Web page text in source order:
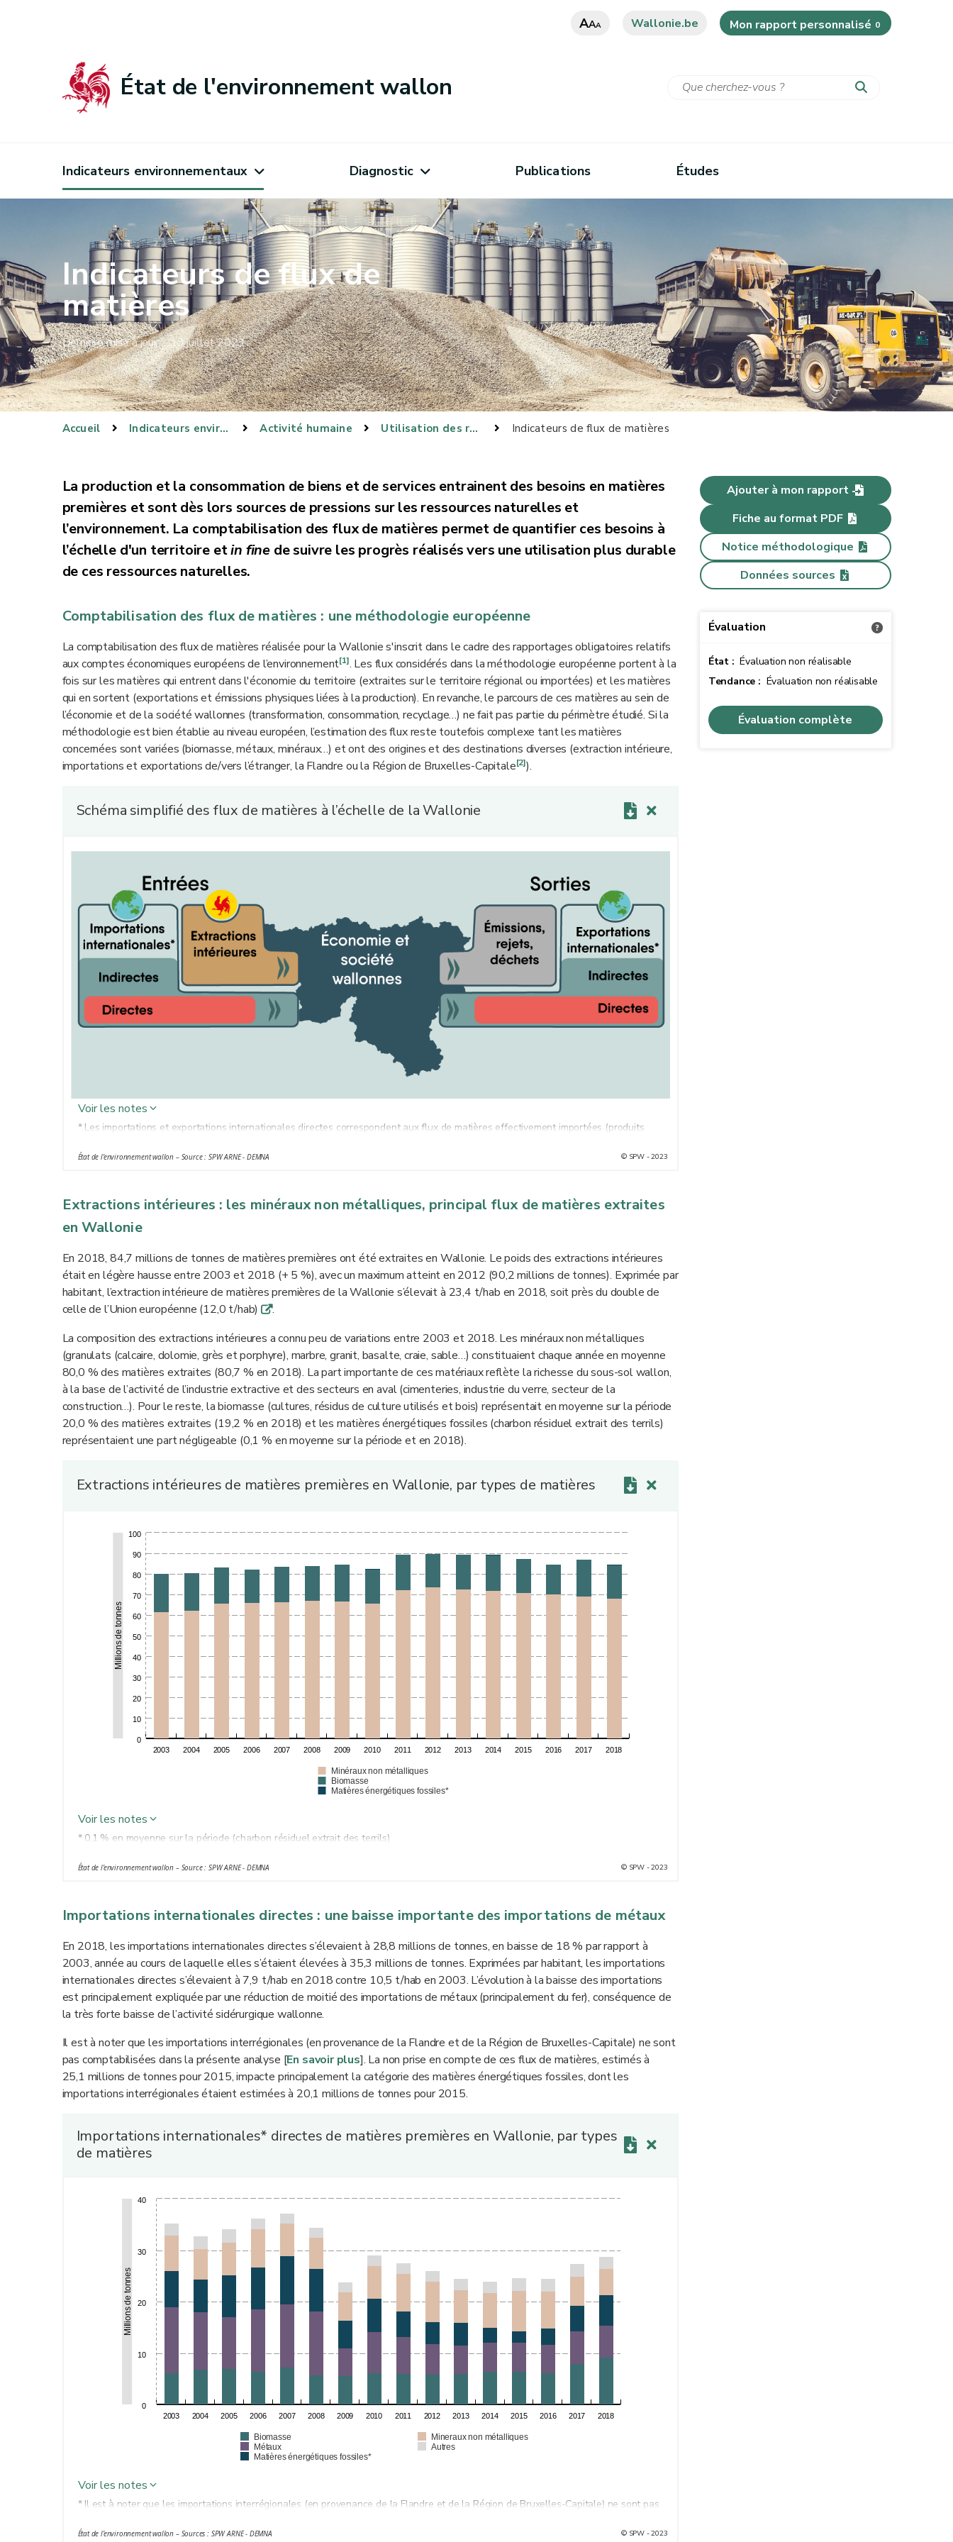
AAA Wallonie.be Mon rapport personnalisé 0
État de l'environnement wallon
Indicateurs environnementaux Diagnostic Publications Études
Indicateurs de flux de
matières
Dernière mise à jour : 13 juillet 2023
Accueil Indicateurs environnementaux Activité humaine Utilisation des ressources Indicateurs de flux de matières
La production et la consommation de biens et de services entrainent des besoins en matières
premières et sont dès lors sources de pressions sur les ressources naturelles et
l’environnement. La comptabilisation des flux de matières permet de quantifier ces besoins à
l’échelle d'un territoire etin fine de suivre les progrès réalisés vers une utilisation plus durable
de ces ressources naturelles.
Comptabilisation des flux de matières : une méthodologie européenne
La comptabilisation des flux de matières réalisée pour la Wallonie s'inscrit dans le cadre des rapportages obligatoires relatifs
aux comptes économiques européens de l’environnement[1]. Les flux considérés dans la méthodologie européenne portent à la
fois sur les matières qui entrent dans l'économie du territoire (extraites sur le territoire régional ou importées) et les matières
qui en sortent (exportations et émissions physiques liées à la production). En revanche, le parcours de ces matières au sein de
l’économie et de la société wallonnes (transformation, consommation, recyclage…) ne fait pas partie du périmètre étudié. Si la
méthodologie est bien établie au niveau européen, l’estimation des flux reste toutefois complexe tant les matières
concernées sont variées (biomasse, métaux, minéraux…) et ont des origines et des destinations diverses (extraction intérieure,
importations et exportations de/vers l’étranger, la Flandre ou la Région de Bruxelles-Capitale[2]).
Schéma simplifié des flux de matières à l’échelle de la Wallonie
Voir les notes
* Les importations et exportations internationales directes correspondent aux flux de matières effectivement importées (produits
premières impliquées dans les étapes antérieures à l’importation (extraction, production, transport) mais qui ne sont pas
État de l’environnement wallon – Source : SPW ARNE - DEMNA © SPW - 2023
Extractions intérieures : les minéraux non métalliques, principal flux de matières extraites
en Wallonie
En 2018, 84,7 millions de tonnes de matières premières ont été extraites en Wallonie. Le poids des extractions intérieures
était en légère hausse entre 2003 et 2018 (+ 5 %), avec un maximum atteint en 2012 (90,2 millions de tonnes). Exprimée par
habitant, l’extraction intérieure de matières premières de la Wallonie s’élevait à 23,4 t/hab en 2018, soit près du double de
celle de l’Union européenne (12,0 t/hab)q.
La composition des extractions intérieures a connu peu de variations entre 2003 et 2018. Les minéraux non métalliques
(granulats (calcaire, dolomie, grès et porphyre), marbre, granit, basalte, craie, sable…) constituaient chaque année en moyenne
80,0 % des matières extraites (80,7 % en 2018). La part importante de ces matériaux reflète la richesse du sous-sol wallon,
à la base de l’activité de l’industrie extractive et des secteurs en aval (cimenteries, industrie du verre, secteur de la
construction…). Pour le reste, la biomasse (cultures, résidus de culture utilisés et bois) représentait en moyenne sur la période
20,0 % des matières extraites (19,2 % en 2018) et les matières énergétiques fossiles (charbon résiduel extrait des terrils)
représentaient une part négligeable (0,1 % en moyenne sur la période et en 2018).
Extractions intérieures de matières premières en Wallonie, par types de matières
Millions de tonnes
Minéraux non métalliques
Biomasse
Matières énergétiques fossiles*
2003 2004 2005 2006 2007 2008 2009 2010 2011 2012 2013 2014 2015 2016 2017 2018
0
10
20
30
40
50
60
70
80
90
100
Voir les notes
* 0,1 % en moyenne sur la période (charbon résiduel extrait des terrils)
État de l’environnement wallon – Source : SPW ARNE - DEMNA © SPW - 2023
Importations internationales directes : une baisse importante des importations de métaux
En 2018, les importations internationales directes s’élevaient à 28,8 millions de tonnes, en baisse de 18 % par rapport à
2003, année au cours de laquelle elles s’étaient élevées à 35,3 millions de tonnes. Exprimées par habitant, les importations
internationales directes s’élevaient à 7,9 t/hab en 2018 contre 10,5 t/hab en 2003. L’évolution à la baisse des importations
est principalement expliquée par une réduction de moitié des importations de métaux (principalement du fer), conséquence de
la très forte baisse de l’activité sidérurgique wallonne.
Il est à noter que les importations interrégionales (en provenance de la Flandre et de la Région de Bruxelles-Capitale) ne sont
pas comptabilisées dans la présente analyse [En savoir plus]. La non prise en compte de ces flux de matières, estimés à
25,1 millions de tonnes pour 2015, impacte principalement la catégorie des matières énergétiques fossiles, dont les
importations interrégionales étaient estimées à 20,1 millions de tonnes pour 2015.
Importations internationales* directes de matières premières en Wallonie, par types
de matières
Millions de tonnes
Biomasse
Mineraux non métalliques
Métaux
Autres
Matières énergétiques fossiles*
2003 2004 2005 2006 2007 2008 2009 2010 2011 2012 2013 2014 2015 2016 2017 2018
0
10
20
30
40
Voir les notes
* Il est à noter que les importations interrégionales (en provenance de la Flandre et de la Région de Bruxelles-Capitale) ne sont pas
transiter par ces régions [En savoir plus]. La non prise en compte de ces flux de matières, estimés à 25,1 millions de tonnes pour
État de l’environnement wallon – Sources : SPW ARNE - DEMNA © SPW - 2023
Ajouter à mon rapport
Fiche au format PDF
Notice méthodologique
Données sources
Évaluation
État : Évaluation non réalisable
Tendance : Évaluation non réalisable
Évaluation complète